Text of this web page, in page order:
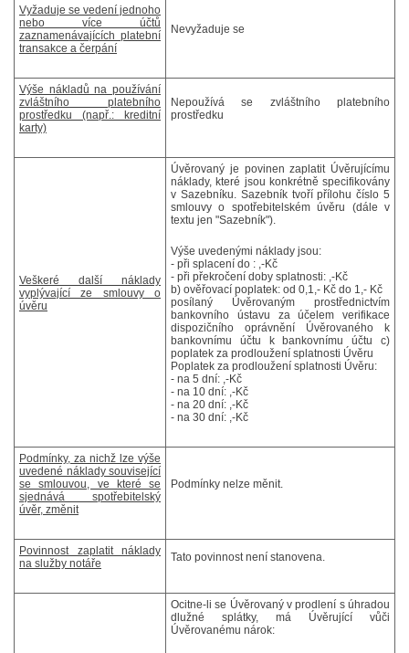
Vyžaduje se vedení jednoho
nebo více účtů
zaznamenávajících platební
transakce a čerpání
Nevyžaduje se
Výše nákladů na používání
zvláštního platebního
prostředku (např.: kreditní
karty)
Nepoužívá se zvláštního platebního
prostředku
Veškeré další náklady
vyplývající ze smlouvy o
úvěru
Úvěrovaný je povinen zaplatit Úvěrujícímu
náklady, které jsou konkrétně specifikovány
v Sazebníku. Sazebník tvoří přílohu číslo 5
smlouvy o spotřebitelském úvěru (dále v
textu jen "Sazebník").
Výše uvedenými náklady jsou:
- při splacení do : ,-Kč
- při překročení doby splatnosti: ,-Kč
b) ověřovací poplatek: od 0,1,- Kč do 1,- Kč
posílaný Úvěrovaným prostřednictvím
bankovního ústavu za účelem verifikace
dispozičního oprávnění Úvěrovaného k
bankovnímu účtu k bankovnímu účtu c)
poplatek za prodloužení splatnosti Úvěru
Poplatek za prodloužení splatnosti Úvěru:
- na 5 dní: ,-Kč
- na 10 dní: ,-Kč
- na 20 dní: ,-Kč
- na 30 dní: ,-Kč
Podmínky, za nichž lze výše
uvedené náklady související
se smlouvou, ve které se
sjednává spotřebitelský
úvěr, změnit
Podmínky nelze měnit.
Povinnost zaplatit náklady
na služby notáře
Tato povinnost není stanovena.
Ocitne-li se Úvěrovaný v prodlení s úhradou
dlužné splátky, má Úvěrující vůči
Úvěrovanému nárok: